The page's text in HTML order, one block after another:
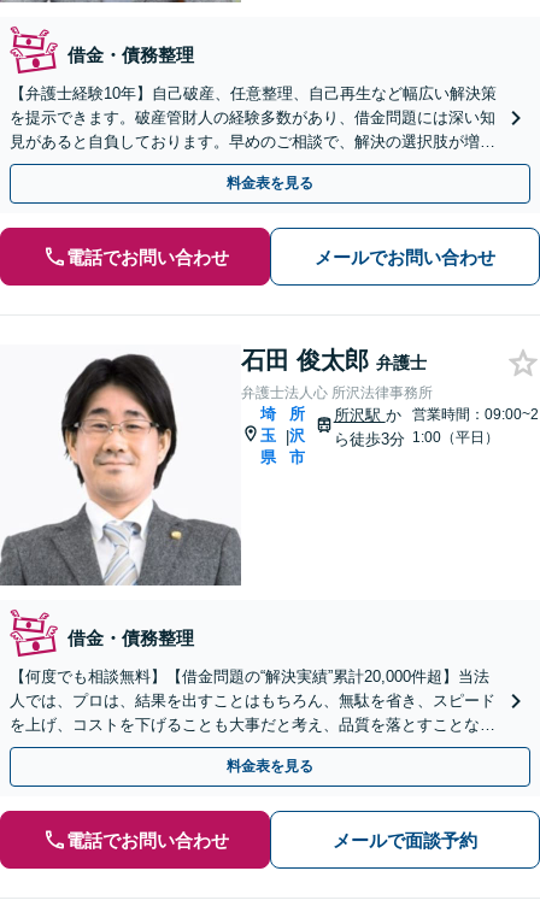
借金・債務整理
【弁護士経験10年】自己破産、任意整理、自己再生など幅広い解決策
を提示できます。破産管財人の経験多数があり、借金問題には深い知
見があると自負しております。早めのご相談で、解決の選択肢が増え
ます。返済が滞ったらすぐにご相談ください
料金表を見る
電話でお問い合わせ メールでお問い合わせ
石田 俊太郎 弁護士
弁護士法人心 所沢法律事務所
埼
玉
県
|
所
沢
市
所沢駅 か
ら徒歩3分
営業時間：09:00~2
1:00（平日）
借金・債務整理
【何度でも相談無料】【借金問題の“解決実績”累計20,000件超】当法
人では、プロは、結果を出すことはもちろん、無駄を省き、スピード
を上げ、コストを下げることも大事だと考え、品質を落とすことな
く、費用を可能な限り安くすることにこだわります。
料金表を見る
電話でお問い合わせ メールで面談予約